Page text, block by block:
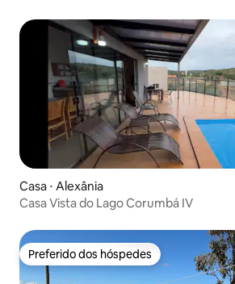
Casa ⋅ Alexânia
Casa Vista do Lago Corumbá IV
Preferido dos hóspedes
Preferido dos hóspedes